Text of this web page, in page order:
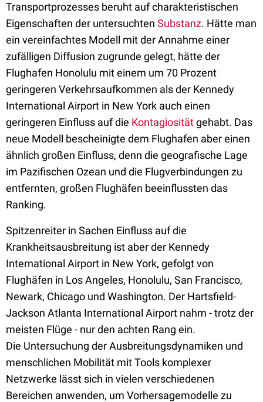
Transportprozesses beruht auf charakteristischen
Eigenschaften der untersuchten Substanz. Hätte man
ein vereinfachtes Modell mit der Annahme einer
zufälligen Diffusion zugrunde gelegt, hätte der
Flughafen Honolulu mit einem um 70 Prozent
geringeren Verkehrsaufkommen als der Kennedy
International Airport in New York auch einen
geringeren Einfluss auf die Kontagiositätgehabt. Das
neue Modell bescheinigte dem Flughafen aber einen
ähnlich großen Einfluss, denn die geografische Lage
im Pazifischen Ozean und die Flugverbindungen zu
entfernten, großen Flughäfen beeinflussten das
Ranking.
Spitzenreiter in Sachen Einfluss auf die
Krankheitsausbreitung ist aber der Kennedy
International Airport in New York, gefolgt von
Flughäfen in Los Angeles, Honolulu, San Francisco,
Newark, Chicago und Washington. Der Hartsfield-
Jackson Atlanta International Airport nahm - trotz der
meisten Flüge - nur den achten Rang ein.
Die Untersuchung der Ausbreitungsdynamiken und
menschlichen Mobilität mit Tools komplexer
Netzwerke lässt sich in vielen verschiedenen
Bereichen anwenden, um Vorhersagemodelle zu